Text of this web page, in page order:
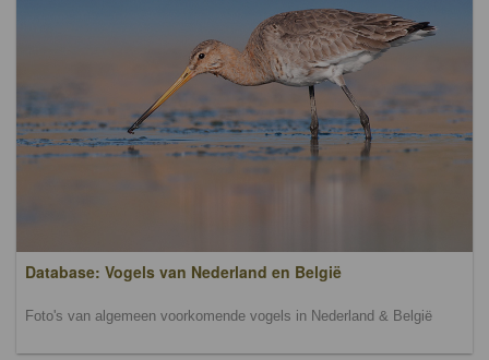
Database: Vogels van Nederland en België
Foto's van algemeen voorkomende vogels in Nederland & België